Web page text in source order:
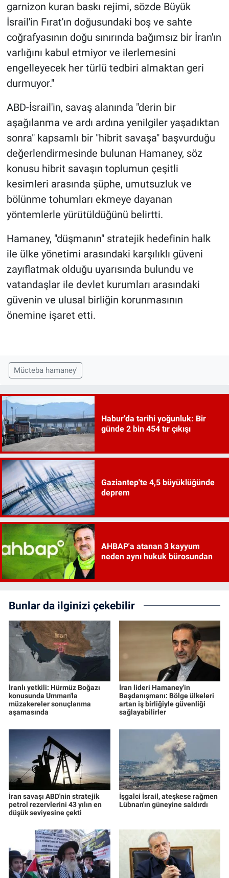
garnizon kuran baskı rejimi, sözde Büyük
İsrail'in Fırat'ın doğusundaki boş ve sahte
coğrafyasının doğu sınırında bağımsız bir İran'ın
varlığını kabul etmiyor ve ilerlemesini
engelleyecek her türlü tedbiri almaktan geri
durmuyor."
ABD-İsrail'in, savaş alanında "derin bir
aşağılanma ve ardı ardına yenilgiler yaşadıktan
sonra" kapsamlı bir "hibrit savaşa" başvurduğu
değerlendirmesinde bulunan Hamaney, söz
konusu hibrit savaşın toplumun çeşitli
kesimleri arasında şüphe, umutsuzluk ve
bölünme tohumları ekmeye dayanan
yöntemlerle yürütüldüğünü belirtti.
Hamaney, "düşmanın" stratejik hedefinin halk
ile ülke yönetimi arasındaki karşılıklı güveni
zayıflatmak olduğu uyarısında bulundu ve
vatandaşlar ile devlet kurumları arasındaki
güvenin ve ulusal birliğin korunmasının
önemine işaret etti.
Mücteba hamaney'
Habur'da tarihi yoğunluk: Bir
günde 2 bin 454 tır çıkışı
Gaziantep'te 4,5 büyüklüğünde
deprem
AHBAP'a atanan 3 kayyum
neden aynı hukuk bürosundan
Bunlar da ilginizi çekebilir
İranlı yetkili: Hürmüz Boğazı
konusunda Umman'la
müzakereler sonuçlanma
aşamasında
İran lideri Hamaney'in
Başdanışmanı: Bölge ülkeleri
artan iş birliğiyle güvenliği
sağlayabilirler
İran savaşı ABD'nin stratejik
petrol rezervlerini 43 yılın en
düşük seviyesine çekti
İşgalci İsrail, ateşkese rağmen
Lübnan'ın güneyine saldırdı